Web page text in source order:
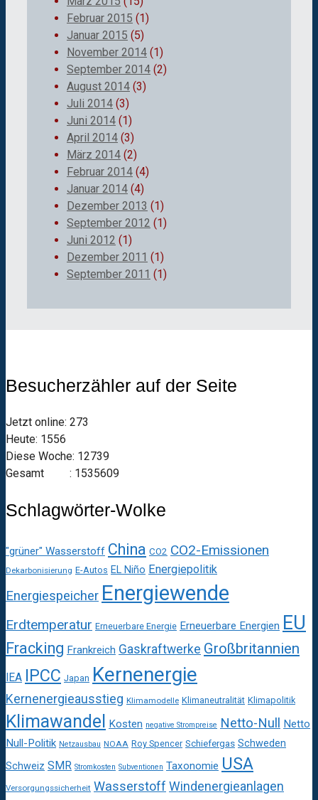
Februar 2015 (1)
Januar 2015 (5)
November 2014 (1)
September 2014 (2)
August 2014 (3)
Juli 2014 (3)
Juni 2014 (1)
April 2014 (3)
März 2014 (2)
Februar 2014 (4)
Januar 2014 (4)
Dezember 2013 (1)
September 2012 (1)
Juni 2012 (1)
Dezember 2011 (1)
September 2011 (1)
Besucherzähler auf der Seite
Jetzt online: 273
Heute: 1556
Diese Woche: 12739
Gesamt : 1535609
Schlagwörter-Wolke
"grüner" Wasserstoff China CO2 CO2-Emissionen
Dekarbonisierung E-Autos EL Niño Energiepolitik
Energiespeicher Energiewende
Erdtemperatur Erneuerbare Energie Erneuerbare Energien EU
Fracking Frankreich Gaskraftwerke Großbritannien
IEA IPCC Japan Kernenergie
Kernenergieausstieg Klimamodelle Klimaneutralität Klimapolitik
Klimawandel Kosten negative Strompreise Netto-Null Netto
Null-Politik Netzausbau NOAA Roy Spencer Schiefergas Schweden
Schweiz SMR Stromkosten Subventionen Taxonomie USA
Versorgungssicherheit Wasserstoff Windenergieanlagen